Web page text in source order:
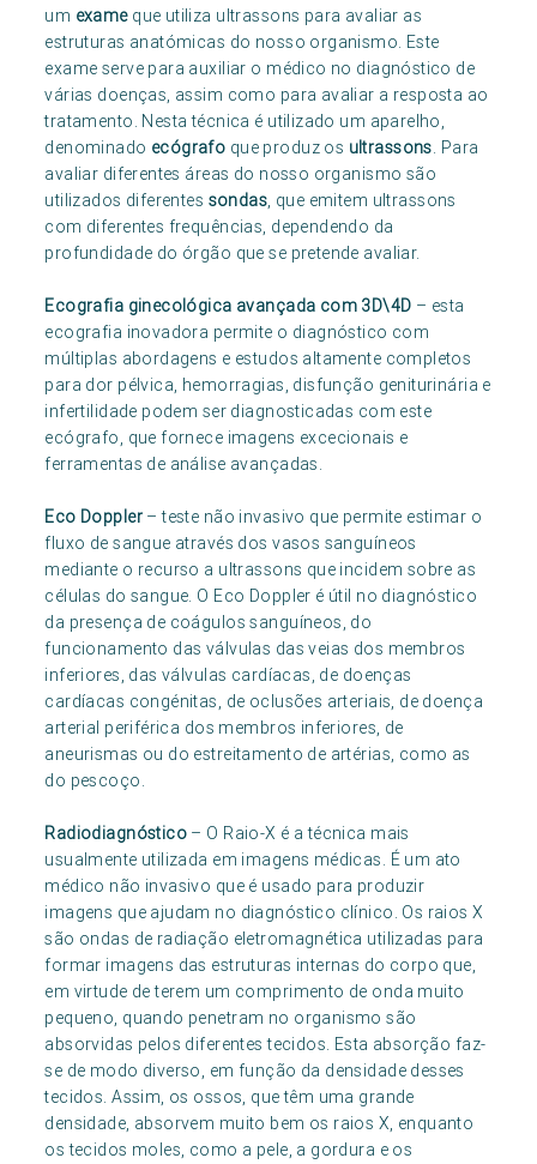
um exameque utiliza ultrassons para avaliar as
estruturas anatómicas do nosso organismo. Este
exame serve para auxiliar o médico no diagnóstico de
várias doenças, assim como para avaliar a resposta ao
tratamento. Nesta técnica é utilizado um aparelho,
denominado ecógrafo que produz os ultrassons. Para
avaliar diferentes áreas do nosso organismo são
utilizados diferentes sondas, que emitem ultrassons
com diferentes frequências, dependendo da
profundidade do órgão que se pretende avaliar.
Ecografia ginecológica avançada com 3D\4D – esta
ecografia inovadora permite o diagnóstico com
múltiplas abordagens e estudos altamente completos
para dor pélvica, hemorragias, disfunção geniturinária e
infertilidade podem ser diagnosticadas com este
ecógrafo, que fornece imagens excecionais e
ferramentas de análise avançadas.
Eco Doppler– teste não invasivo que permite estimar o
fluxo de sangue através dos vasos sanguíneos
mediante o recurso a ultrassons que incidem sobre as
células do sangue. O Eco Doppler é útil no diagnóstico
da presença de coágulos sanguíneos, do
funcionamento das válvulas das veias dos membros
inferiores, das válvulas cardíacas, de doenças
cardíacas congénitas, de oclusões arteriais, de doença
arterial periférica dos membros inferiores, de
aneurismas ou do estreitamento de artérias, como as
do pescoço.
Radiodiagnóstico – O Raio-X é a técnica mais
usualmente utilizada em imagens médicas. É um ato
médico não invasivo que é usado para produzir
imagens que ajudam no diagnóstico clínico. Os raios X
são ondas de radiação eletromagnética utilizadas para
formar imagens das estruturas internas do corpo que,
em virtude de terem um comprimento de onda muito
pequeno, quando penetram no organismo são
absorvidas pelos diferentes tecidos. Esta absorção faz-
se de modo diverso, em função da densidade desses
tecidos. Assim, os ossos, que têm uma grande
densidade, absorvem muito bem os raios X, enquanto
os tecidos moles, como a pele, a gordura e os